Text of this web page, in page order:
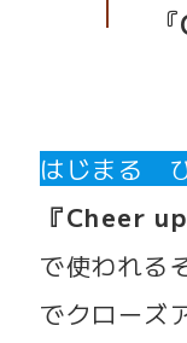
はじまる
『Cheer
で使われる
でクローズ